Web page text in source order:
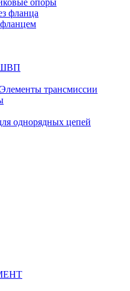
опоры
фланца
ШВП
Элементы трансмиссии
однорядных цепей